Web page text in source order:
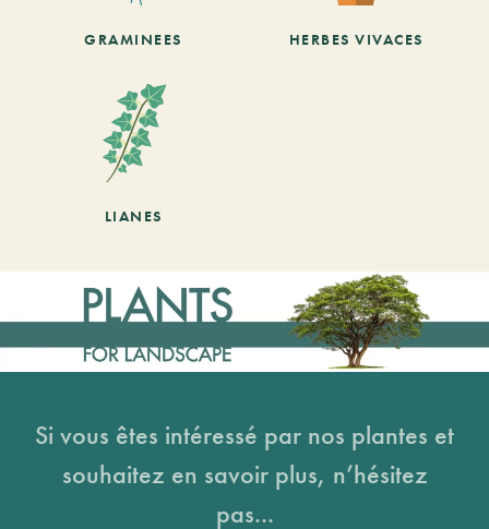
GRAMINEES HERBES VIVACES
LIANES
Si vous êtes intéressé par nos plantes et
souhaitez en savoir plus, n’hésitez
pas...